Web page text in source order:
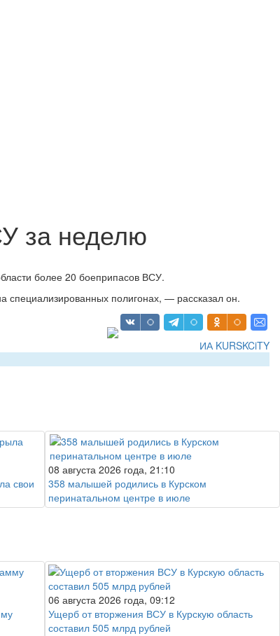
за неделю
более 20 боеприпасов ВСУ.
полигонах, — рассказал он.
ИА KURSKCiTY
свои
08 августа 2026 года, 21:10
358 малышей родились в Курском
перинатальном центре в июле
06 августа 2026 года, 09:12
Ущерб от вторжения ВСУ в Курскую область
составил 505 млрд рублей